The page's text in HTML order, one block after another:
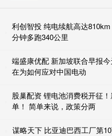
利创智投 纯电续航高达
分钟多跑340公里
端盛康优配 新加坡联合早报
在为如何应对中国电动
股巢配资 锂电池消费税开征
单！ 简单来说，政策分两
谋略天下 比亚迪巴西工厂第